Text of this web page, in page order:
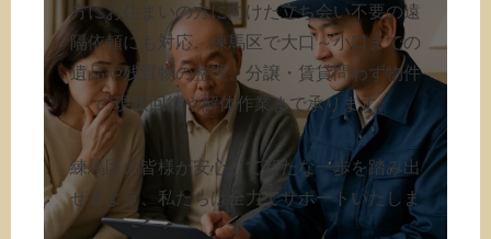
方にお住まいの方に向けた立ち会い不要の遠
隔依頼にも対応。練馬区で大口～小口までの
遺品や残置物の整理、分譲・賃貸問わず物件
の現状回復や解体作業まで承ります。
練馬区の皆様が安心して新たな一歩を踏み出
せるよう、私たちは全力でサポートいたしま
す。